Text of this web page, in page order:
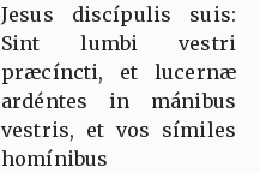
Jesus discípulis suis:
Sint lumbi vestri
præcíncti, et lucernæ
ardéntes in mánibus
vestris, et vos símiles
homínibus